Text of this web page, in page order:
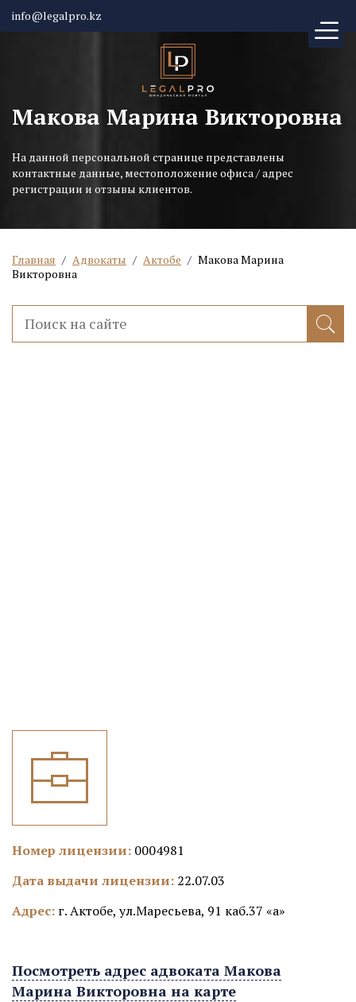
info@legalpro.kz
Макова Марина Викторовна
На данной персональной странице представлены
контактные данные, местоположение офиса / адрес
регистрации и отзывы клиентов.
Главная / Адвокаты / Актобе / Макова Марина
Викторовна
Номер лицензии: 0004981
Дата выдачи лицензии: 22.07.03
Адрес: г. Актобе, ул.Маресьева, 91 каб.37 «а»
Посмотреть адрес адвоката Макова
Марина Викторовна на карте